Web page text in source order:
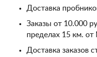
Доставка
Заказы от 10.000
пределах 15 км.
Доставка заказов